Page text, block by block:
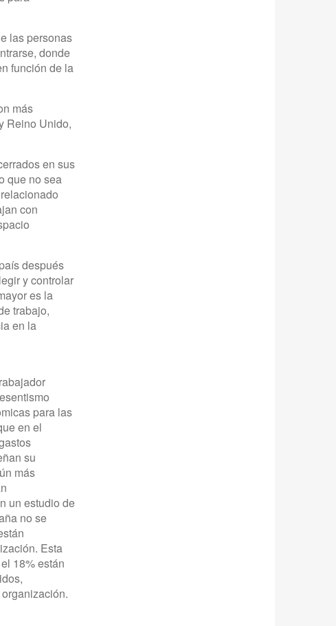
las personas
donde
función de la
más
Reino Unido,
en sus
que no sea
con
después
y controlar
es la
trabajo,
en la
para las
en el
su
más
un estudio de
no se
Esta
18% están